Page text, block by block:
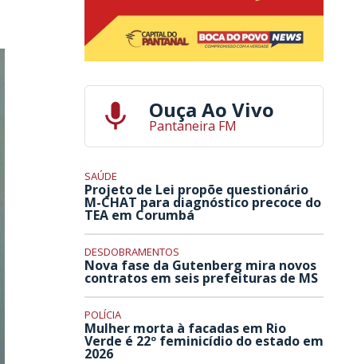
Ouça Ao Vivo
Pantaneira FM
SAÚDE
Projeto de Lei propõe questionário
M-CHAT para diagnóstico precoce do
TEA em Corumbá
DESDOBRAMENTOS
Nova fase da Gutenberg mira novos
contratos em seis prefeituras de MS
POLÍCIA
Mulher morta à facadas em Rio
Verde é 22º feminicídio do estado em
2026